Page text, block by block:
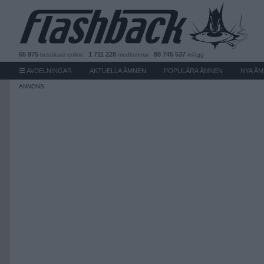
65 975 besökare online 1 711 228 medlemmar 88 745 537 inlägg
AVDELNINGAR AKTUELLA ÄMNEN POPULÄRA ÄMNEN NYA